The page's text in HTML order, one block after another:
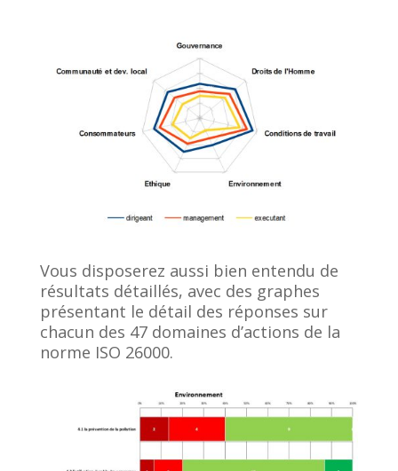
Vous disposerez aussi bien entendu de
résultats détaillés, avec des graphes
présentant le détail des réponses sur
chacun des 47 domaines d’actions de la
norme ISO 26000.